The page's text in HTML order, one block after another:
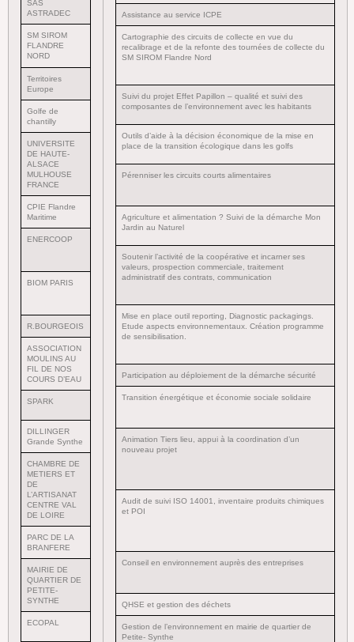
SAS
ASTRADEC
SM SIROM
FLANDRE
NORD
Territoires
Europe
Golfe de
chantilly
UNIVERSITE
DE HAUTE-
ALSACE
MULHOUSE
FRANCE
CPIE Flandre
Maritime
ENERCOOP
BIOM PARIS
R.BOURGEOIS
ASSOCIATION
MOULINS AU
FIL DE NOS
COURS D’EAU
SPARK
DILLINGER
Grande Synthe
CHAMBRE DE
METIERS ET
DE
L’ARTISANAT
CENTRE VAL
DE LOIRE
PARC DE LA
BRANFERE
MAIRIE DE
QUARTIER DE
PETITE-
SYNTHE
ECOPAL
Assistance au service ICPE
Cartographie des circuits de collecte en vue du
recalibrage et de la refonte des tournées de collecte du
SM SIROM Flandre Nord
Suivi du projet Effet Papillon – qualité et suivi des
composantes de l’environnement avec les habitants
Outils d’aide à la décision économique de la mise en
place de la transition écologique dans les golfs
Pérenniser les circuits courts alimentaires
Agriculture et alimentation ? Suivi de la démarche Mon
Jardin au Naturel
Soutenir l’activité de la coopérative et incarner ses
valeurs, prospection commerciale, traitement
administratif des contrats, communication
Mise en place outil reporting, Diagnostic packagings.
Etude aspects environnementaux. Création programme
de sensibilisation.
Participation au déploiement de la démarche sécurité
Transition énergétique et économie sociale solidaire
Animation Tiers lieu, appui à la coordination d’un
nouveau projet
Audit de suivi ISO 14001, inventaire produits chimiques
et POI
Conseil en environnement auprès des entreprises
QHSE et gestion des déchets
Gestion de l’environnement en mairie de quartier de
Petite- Synthe